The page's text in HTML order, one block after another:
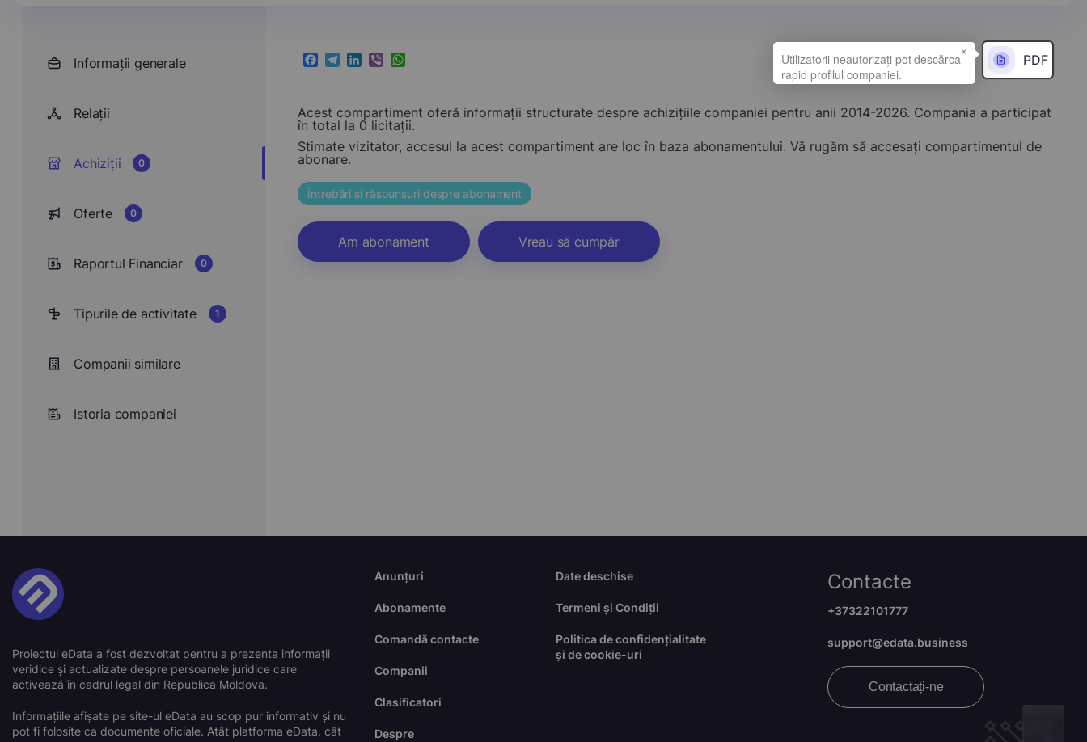
Informații generale
Relații
Achiziții 0
Oferte 0
Raportul Financiar 0
Tipurile de activitate 1
Companii similare
Istoria companiei
Facebook
Telegram
LinkedIn
ViberWhatsApp PDF
Acest compartiment oferă informații structurate despre achizițiile companiei pentru anii 2014-2026. Compania a participat
în total la 0 licitații.
Stimate vizitator, accesul la acest compartiment are loc în baza abonamentului. Vă rugăm să accesați compartimentul de
abonare.
Întrebări și răspunsuri despre abonament
Am abonament Vreau să cumpăr
Proiectul eData a fost dezvoltat pentru a prezenta informații
veridice și actualizate despre persoanele juridice care
activează în cadrul legal din Republica Moldova.
Informațiile afișate pe site-ul eData au scop pur informativ și nu
pot fi folosite ca documente oficiale. Atât platforma eData, cât
Anunțuri
Abonamente
Comandă contacte
Companii
Clasificatori
Despre
Date deschise
Termeni și Condiții
Politica de confidențialitate
și de cookie-uri
Contacte
+37322101777
support@edata.business
Contactați-ne
×